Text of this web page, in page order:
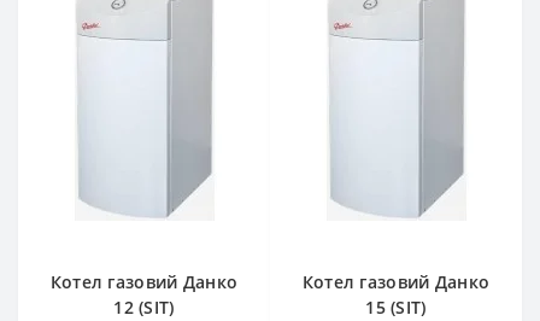
Котел газовий Данко
12 (SIT)
Котел газовий Данко
15 (SIT)